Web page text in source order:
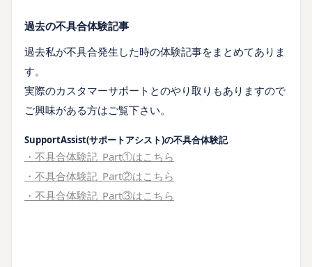
過去の不具合体験記事
過去私が不具合発生した時の体験記事をまとめてありま
す。
実際のカスタマーサポートとのやり取りもありますので
ご興味がある方はご覧下さい。
SupportAssist(サポートアシスト)の不具合体験記
・不具合体験記_Part①はこちら
・不具合体験記_Part②はこちら
・不具合体験記_Part③はこちら